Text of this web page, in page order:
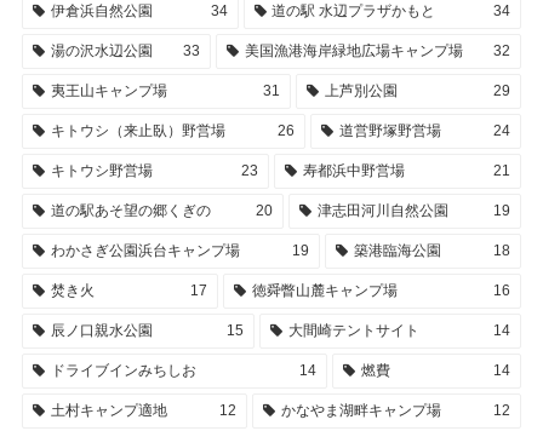
伊倉浜自然公園 34 道の駅 水辺プラザかもと 34
湯の沢水辺公園 33 美国漁港海岸緑地広場キャンプ場 32
夷王山キャンプ場 31 上芦別公園 29
キトウシ（来止臥）野営場 26 道営野塚野営場 24
キトウシ野営場 23 寿都浜中野営場 21
道の駅あそ望の郷くぎの 20 津志田河川自然公園 19
わかさぎ公園浜台キャンプ場 19 築港臨海公園 18
焚き火 17 徳舜瞥山麓キャンプ場 16
辰ノ口親水公園 15 大間崎テントサイト 14
ドライブインみちしお 14 燃費 14
土村キャンプ適地 12 かなやま湖畔キャンプ場 12